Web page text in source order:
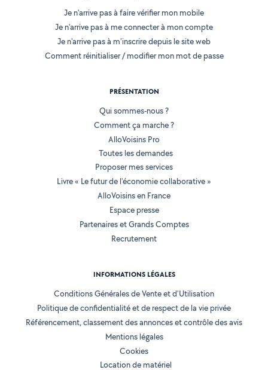
Je n'arrive pas à faire vérifier mon mobile
Je n'arrive pas à me connecter à mon compte
Je n'arrive pas à m'inscrire depuis le site web
Comment réinitialiser / modifier mon mot de passe
PRÉSENTATION
Qui sommes-nous ?
Comment ça marche ?
AlloVoisins Pro
Toutes les demandes
Proposer mes services
Livre « Le futur de l'économie collaborative »
AlloVoisins en France
Espace presse
Partenaires et Grands Comptes
Recrutement
INFORMATIONS LÉGALES
Conditions Générales de Vente et d'Utilisation
Politique de confidentialité et de respect de la vie privée
Référencement, classement des annonces et contrôle des avis
Mentions légales
Cookies
Location de matériel